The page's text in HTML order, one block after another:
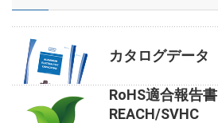
カタログデータ
RoHS適合報告書
REACH/SVHC